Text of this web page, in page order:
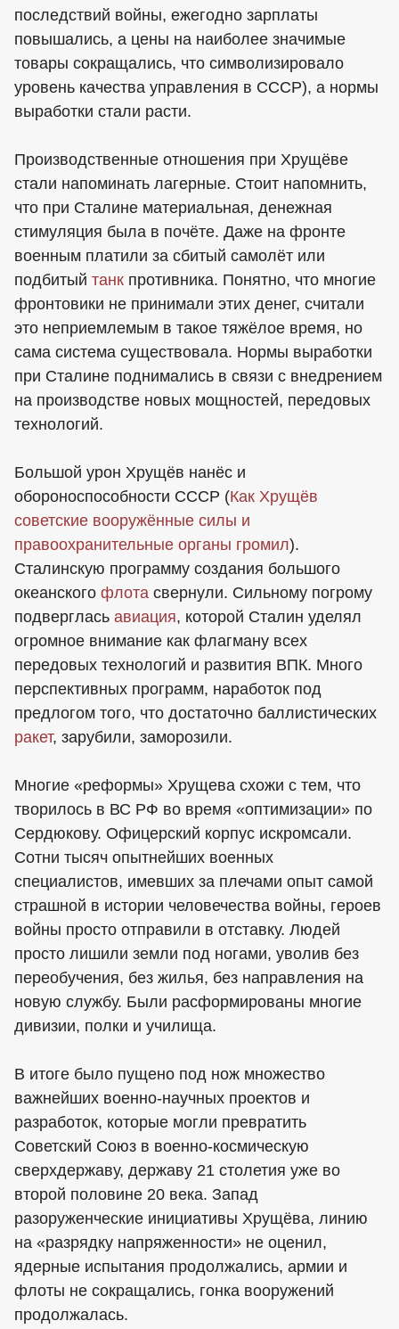
последствий войны, ежегодно зарплаты
повышались, а цены на наиболее значимые
товары сокращались, что символизировало
уровень качества управления в СССР), а нормы
выработки стали расти.
Производственные отношения при Хрущёве
стали напоминать лагерные. Стоит напомнить,
что при Сталине материальная, денежная
стимуляция была в почёте. Даже на фронте
военным платили за сбитый самолёт или
подбитый танк противника. Понятно, что многие
фронтовики не принимали этих денег, считали
это неприемлемым в такое тяжёлое время, но
сама система существовала. Нормы выработки
при Сталине поднимались в связи с внедрением
на производстве новых мощностей, передовых
технологий.
Большой урон Хрущёв нанёс и
обороноспособности СССР (Как Хрущёв
советские вооружённые силы и
правоохранительные органы громил).
Сталинскую программу создания большого
океанского флота свернули. Сильному погрому
подверглась авиация, которой Сталин уделял
огромное внимание как флагману всех
передовых технологий и развития ВПК. Много
перспективных программ, наработок под
предлогом того, что достаточно баллистических
ракет, зарубили, заморозили.
Многие «реформы» Хрущева схожи с тем, что
творилось в ВС РФ во время «оптимизации» по
Сердюкову. Офицерский корпус искромсали.
Сотни тысяч опытнейших военных
специалистов, имевших за плечами опыт самой
страшной в истории человечества войны, героев
войны просто отправили в отставку. Людей
просто лишили земли под ногами, уволив без
переобучения, без жилья, без направления на
новую службу. Были расформированы многие
дивизии, полки и училища.
В итоге было пущено под нож множество
важнейших военно-научных проектов и
разработок, которые могли превратить
Советский Союз в военно-космическую
сверхдержаву, державу 21 столетия уже во
второй половине 20 века. Запад
разоруженческие инициативы Хрущёва, линию
на «разрядку напряженности» не оценил,
ядерные испытания продолжались, армии и
флоты не сокращались, гонка вооружений
продолжалась.